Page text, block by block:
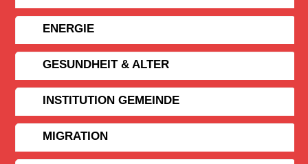
ENERGIE
GESUNDHEIT & ALTER
INSTITUTION GEMEINDE
MIGRATION